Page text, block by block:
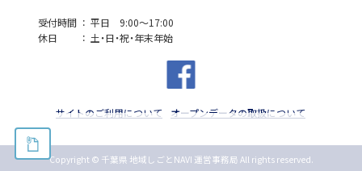
受付時間
平日 9:00～17:00
休日
土・日・祝・年末年始
サイトのご利用について オープンデータの取扱について
Copyright © 千葉県 地域しごとNAVI 運営事務局 All rights reserved.